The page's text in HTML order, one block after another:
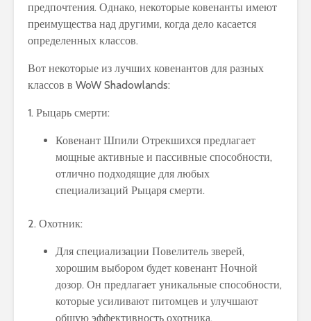
предпочтения. Однако, некоторые ковенанты имеют
преимущества над другими, когда дело касается
определенных классов.
Вот некоторые из лучших ковенантов для разных
классов в WoW Shadowlands:
1. Рыцарь смерти:
Ковенант Шпили Отрекшихся предлагает
мощные активные и пассивные способности,
отлично подходящие для любых
специализаций Рыцаря смерти.
2. Охотник:
Для специализации Повелитель зверей,
хорошим выбором будет ковенант Ночной
дозор. Он предлагает уникальные способности,
которые усиливают питомцев и улучшают
общую эффективность охотника.